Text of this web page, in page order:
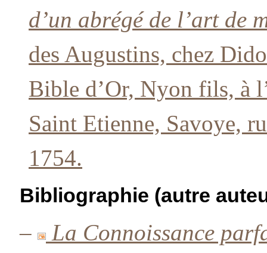
d’un abrégé de l’art de
des Augustins, chez
Bible d’Or, Nyon fils, à
Saint Etienne, Savoye,
1754.
Bibliographie (autre
–
La Connoissance